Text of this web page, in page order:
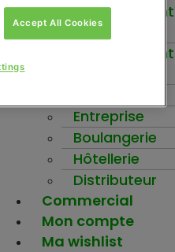
Etablissement
scolaire
Entreprise
Boulangerie
Hôtellerie
Distributeur
Commercial
Mon compte
Ma wishlist
Accept All Cookies